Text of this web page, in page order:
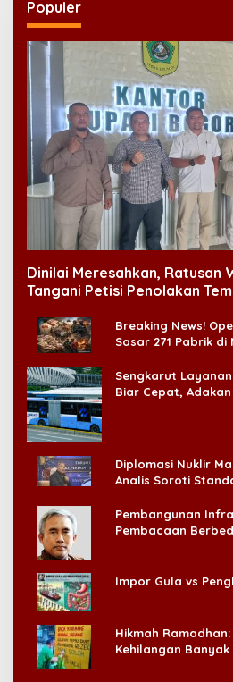
Populer
Dinilai Meresahkan, Ratusan
Tangani Petisi Penolakan
Breaking News!
Sasar 271 Pabrik
Sengkarut
Biar Cepat,
Diplomasi Nuklir
Analis Soroti
Pembangunan
Pembacaan
Impor Gula vs
Hikmah
Kehilangan